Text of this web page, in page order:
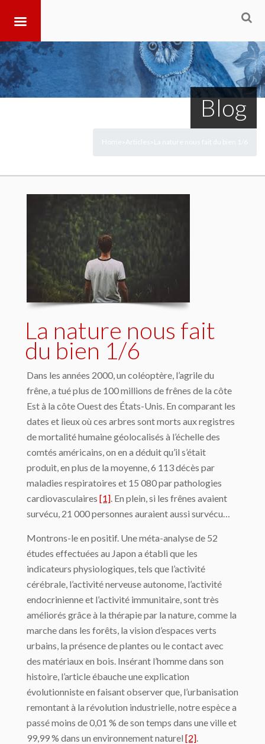
Blog
La nature nous fait
du bien 1/6
Dans les années 2000, un coléoptère, l’agrile du
frêne, a tué plus de 100 millions de frênes de la côte
Est à la côte Ouest des États-Unis. En comparant les
dates et lieux où ces arbres sont morts aux registres
de mortalité humaine géolocalisés à l’échelle des
comtés américains, on en a déduit qu’il s’était
produit, en plus de la moyenne, 6 113 décès par
maladies respiratoires et 15 080 par pathologies
cardiovasculaires [1]. En plein, si les frênes avaient
survécu, 21 000 personnes auraient aussi survécu…
Montrons-le en positif. Une méta-analyse de 52
études effectuées au Japon a établi que les
indicateurs physiologiques, tels que l’activité
cérébrale, l’activité nerveuse autonome, l’activité
endocrinienne et l’activité immunitaire, sont très
améliorés grâce à la thérapie par la nature, comme la
marche dans les forêts, la vision d’espaces verts
urbains, la présence de plantes ou le contact avec
des matériaux en bois. Insérant l’homme dans son
histoire, l’article ébauche une explication
évolutionniste en faisant observer que, l’urbanisation
remontant à la révolution industrielle, notre espèce a
passé moins de 0,01 % de son temps dans une ville et
99,99 % dans un environnement naturel [2].